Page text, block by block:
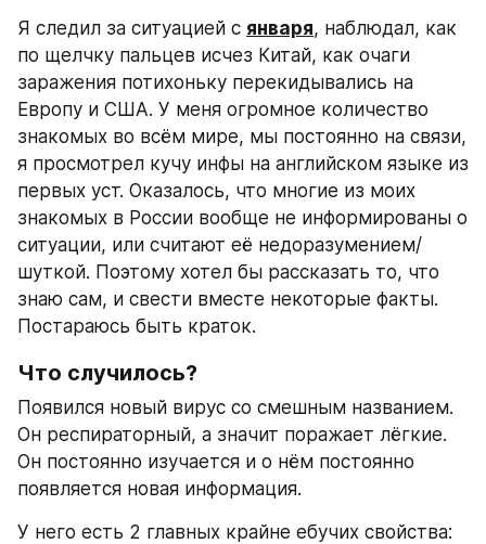
Я следил за ситуацией с января, наблюдал, как
по щелчку пальцев исчез Китай, как очаги
заражения потихоньку перекидывались на
Европу и США. У меня огромное количество
знакомых во всём мире, мы постоянно на связи,
я просмотрел кучу инфы на английском языке из
первых уст. Оказалось, что многие из моих
знакомых в России вообще не информированы о
ситуации, или считают её недоразумением/
шуткой. Поэтому хотел бы рассказать то, что
знаю сам, и свести вместе некоторые факты.
Постараюсь быть краток.
Что случилось?
Появился новый вирус со смешным названием.
Он респираторный, а значит поражает лёгкие.
Он постоянно изучается и о нём постоянно
появляется новая информация.
У него есть 2 главных крайне ебучих свойства: